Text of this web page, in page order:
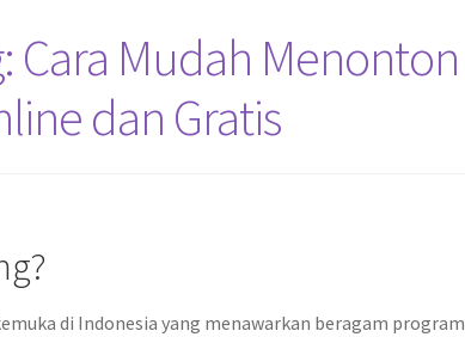
Cara Mudah Menonton
dan Gratis
di Indonesia yang menawarkan beragam program